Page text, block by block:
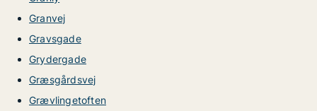
Granvej
Gravsgade
Grydergade
Græsgårdsvej
Grævlingetoften